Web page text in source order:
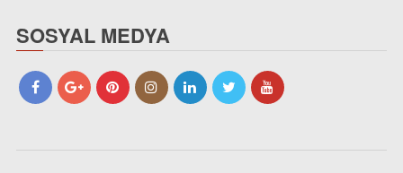
SOSYAL MEDYA